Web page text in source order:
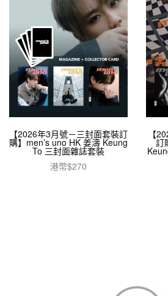
【2026年3月號－三封面套裝訂
購】men’s uno HK 姜濤 Keung
To 三封面雜誌套裝
港幣$270
【
訂